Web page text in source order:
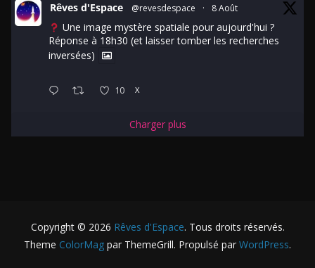
Rêves d'Espace @revesdespace · 8 Août
Une image mystère spatiale pour aujourd'hui ?
Réponse à 18h30 (et laisser tomber les recherches
inversées)
10 X
Charger plus
Copyright © 2026 Rêves d'Espace. Tous droits réservés.
Theme ColorMag par ThemeGrill. Propulsé par WordPress.